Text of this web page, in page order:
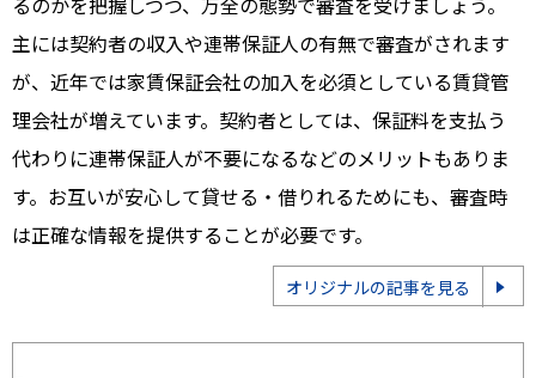
主には契約者の収入や連帯保証人の有無で審査がされます
が、近年では家賃保証会社の加入を必須としている賃貸管
理会社が増えています。契約者としては、保証料を支払う
代わりに連帯保証人が不要になるなどのメリットもありま
す。お互いが安心して貸せる・借りれるためにも、審査時
は正確な情報を提供することが必要です。
オリジナルの記事を見る